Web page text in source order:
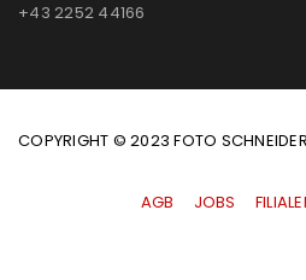
+43 2252 44166
COPYRIGHT © 2023 FOTO
AGB JOBS